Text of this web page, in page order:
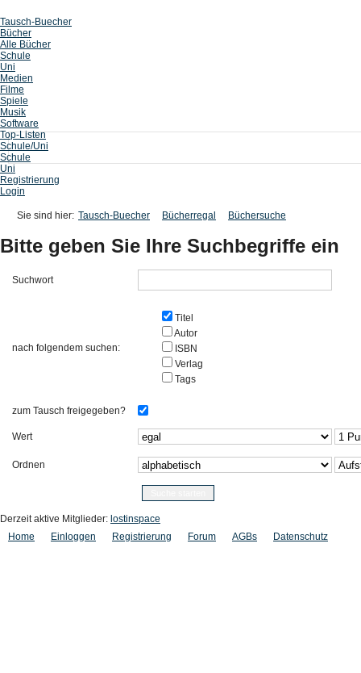
Tausch-Buecher
Bücher
Alle Bücher
Schule
Uni
Medien
Filme
Spiele
Musik
Software
Top-Listen
Schule/Uni
Schule
Uni
Registrierung
Login
Sie sind hier: Tausch-Buecher Bücherregal Büchersuche
Bitte geben Sie Ihre Suchbegriffe ein
Suchwort
nach folgendem suchen:
Titel
Autor
ISBN
Verlag
Tags
zum Tausch freigegeben?
Wert
Ordnen
Derzeit aktive Mitglieder: lostinspace
Home
Einloggen Registrierung Forum AGBs Datenschutz